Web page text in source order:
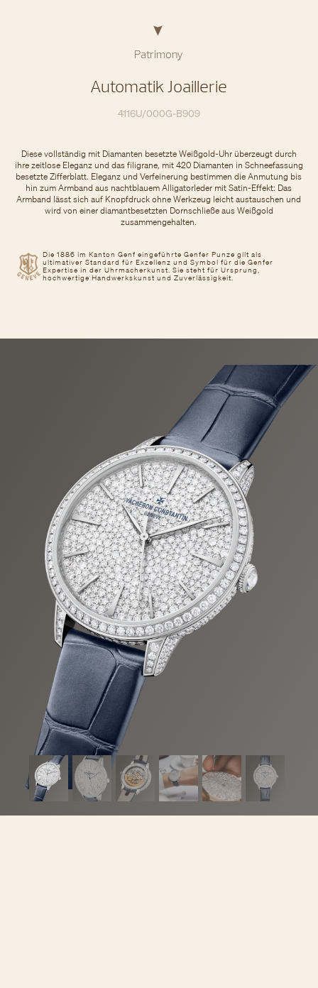
Patrimony
Automatik Joaillerie
4116U/000G-B909
Die 1886 im Kanton Genf eingeführte Genfer Punze gilt als
ultimativer Standard für Exzellenz und Symbol für die Genfer
Expertise in der Uhrmacherkunst. Sie steht für Ursprung,
hochwertige Handwerkskunst und Zuverlässigkeit.
Diese vollständig mit Diamanten besetzte Weißgold-Uhr überzeugt durch
ihre zeitlose Eleganz und das filigrane, mit 420 Diamanten in Schneefassung
besetzte Zifferblatt. Eleganz und Verfeinerung bestimmen die Anmutung bis
hin zum Armband aus nachtblauem Alligatorleder mit Satin-Effekt: Das
Armband lässt sich auf Knopfdruck ohne Werkzeug leicht austauschen und
wird von einer diamantbesetzten Dornschließe aus Weißgold
zusammengehalten.